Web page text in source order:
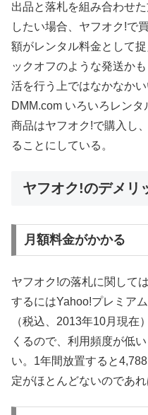
出品と落札を組み合わせ
したい場合、ヤフオク!で
額がレンタル料金として
ックオフのような発送か
活を行う上ではなかなか
DMM.com いろいろレン
商品はヤフオク!で購入し
ることにしている。
ヤフオク!のデメリ
月額料金がかかる
ヤフオク!の落札に関して
するにはYahoo!プレミア
（税込、2013年10月現在
くるので、利用頻度が低
い。1年間放置すると
定がほとんどないのであ